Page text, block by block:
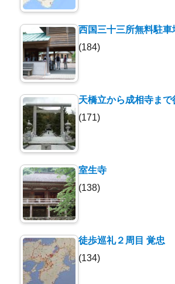
西国三十三所無料駐車
(184)
天橋立から成相寺まで
(171)
室生寺
(138)
徒歩巡礼２周目 覚忠
(134)